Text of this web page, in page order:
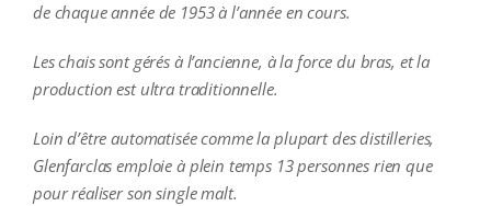
de chaque année de 1953 à l’année en cours.
Les chais sont gérés à l’ancienne, à la force du bras, et la
production est ultra traditionnelle.
Loin d’être automatisée comme la plupart des distilleries,
Glenfarclas emploie à plein temps 13 personnes rien que
pour réaliser son single malt.